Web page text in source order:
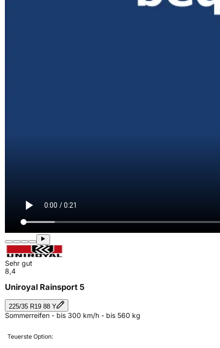
Sehr gut
8,4
Uniroyal Rainsport 5
225/35 R19 88 Y
Sommerreifen - bis 300 km/h - bis 560 kg
Teuerste Option: